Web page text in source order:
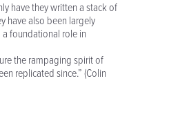
have they written a stack of
have also been largely
foundational role in
the rampaging spirit of
replicated since.” (Colin